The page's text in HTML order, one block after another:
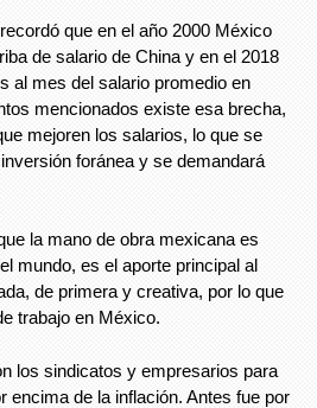
que en el año 2000 México
de salario de China y en el 2018
al mes del salario promedio en
mencionados existe esa brecha,
mejoren los salarios, lo que se
foránea y se demandará
la mano de obra mexicana es
mundo, es el aporte principal al
de primera y creativa, por lo que
trabajo en México.
los sindicatos y empresarios para
encima de la inflación. Antes fue por